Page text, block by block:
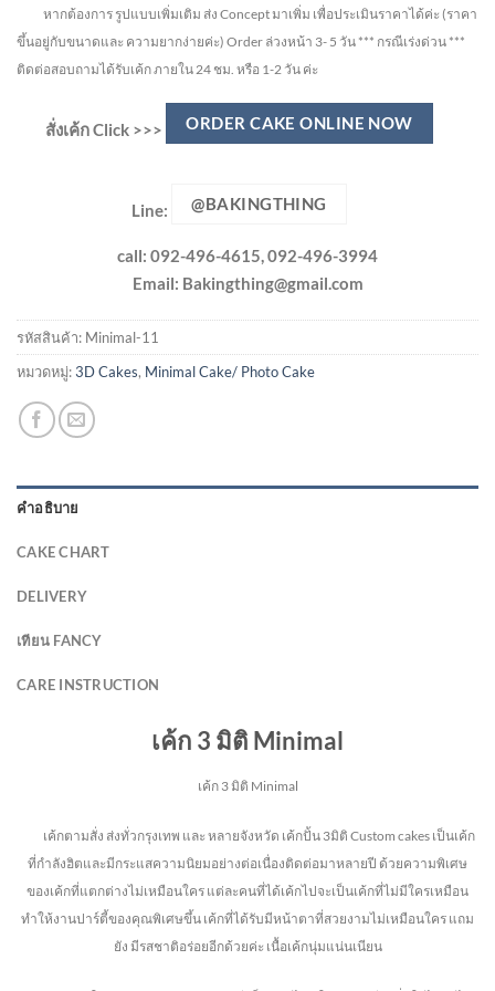
หากต้องการ รูปแบบเพิ่มเติม ส่ง Concept มาเพิ่ม เพื่อประเมินราคาได้ค่ะ (ราคา
ขึ้นอยู่กับขนาดและ ความยากง่ายค่ะ) Order ล่วงหน้า 3- 5 วัน *** กรณีเร่งด่วน ***
ติดต่อสอบถามได้รับเค้ก ภายใน 24 ชม. หรือ 1-2 วัน ค่ะ
สั่งเค้ก Click >>> ORDER CAKE ONLINE NOW
Line: @BAKINGTHING
call: 092-496-4615, 092-496-3994
Email: Bakingthing@gmail.com
รหัสสินค้า: Minimal-11
หมวดหมู่:3D Cakes, Minimal Cake/ Photo Cake
คำอธิบาย
CAKE CHART
DELIVERY
เทียน FANCY
CARE INSTRUCTION
เค้ก 3 มิติ Minimal
เค้ก 3 มิติ Minimal
เค้กตามสั่ง ส่งทั่วกรุงเทพ และ หลายจังหวัด เค้กปั้น 3มิติ Custom cakes เป็นเค้ก
ที่กำลังฮิตและมีกระแสความนิยมอย่างต่อเนื่องติดต่อมาหลายปี ด้วยความพิเศษ
ของเค้กที่แตกต่างไม่เหมือนใคร แต่ละคนที่ได้เค้กไปจะเป็นเค้กที่ไม่มีใครเหมือน
ทำให้งานปาร์ตี้ของคุณพิเศษขึ้น เค้กที่ได้รับมีหน้าตาที่สวยงามไม่เหมือนใคร แถม
ยัง มีรสชาติอร่อยอีกด้วยค่ะ เนื้อเค้กนุ่มแน่นเนียน